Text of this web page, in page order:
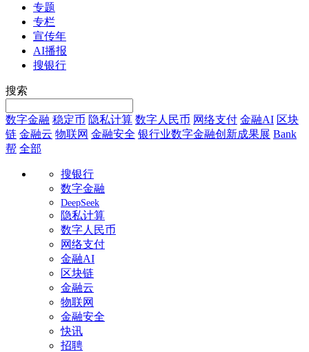
专题
专栏
宣传年
AI播报
搜银行
搜索
数字金融 稳定币 隐私计算 数字人民币 网络支付 金融AI 区块
链 金融云 物联网 金融安全 银行业数字金融创新成果展 Bank
帮 全部
搜银行
数字金融
DeepSeek
隐私计算
数字人民币
网络支付
金融AI
区块链
金融云
物联网
金融安全
快讯
招聘